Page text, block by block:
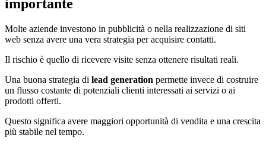
importante
Molte aziende investono in pubblicità o nella realizzazione di siti
web senza avere una vera strategia per acquisire contatti.
Il rischio è quello di ricevere visite senza ottenere risultati reali.
Una buona strategia di lead generation permette invece di costruire
un flusso costante di potenziali clienti interessati ai servizi o ai
prodotti offerti.
Questo significa avere maggiori opportunità di vendita e una crescita
più stabile nel tempo.